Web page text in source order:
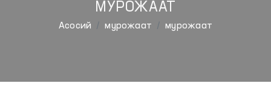
МУРОЖААТ
Aсосий мурожаат мурожаат